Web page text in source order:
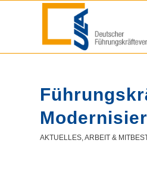
AKTUELLES,ARBEIT &